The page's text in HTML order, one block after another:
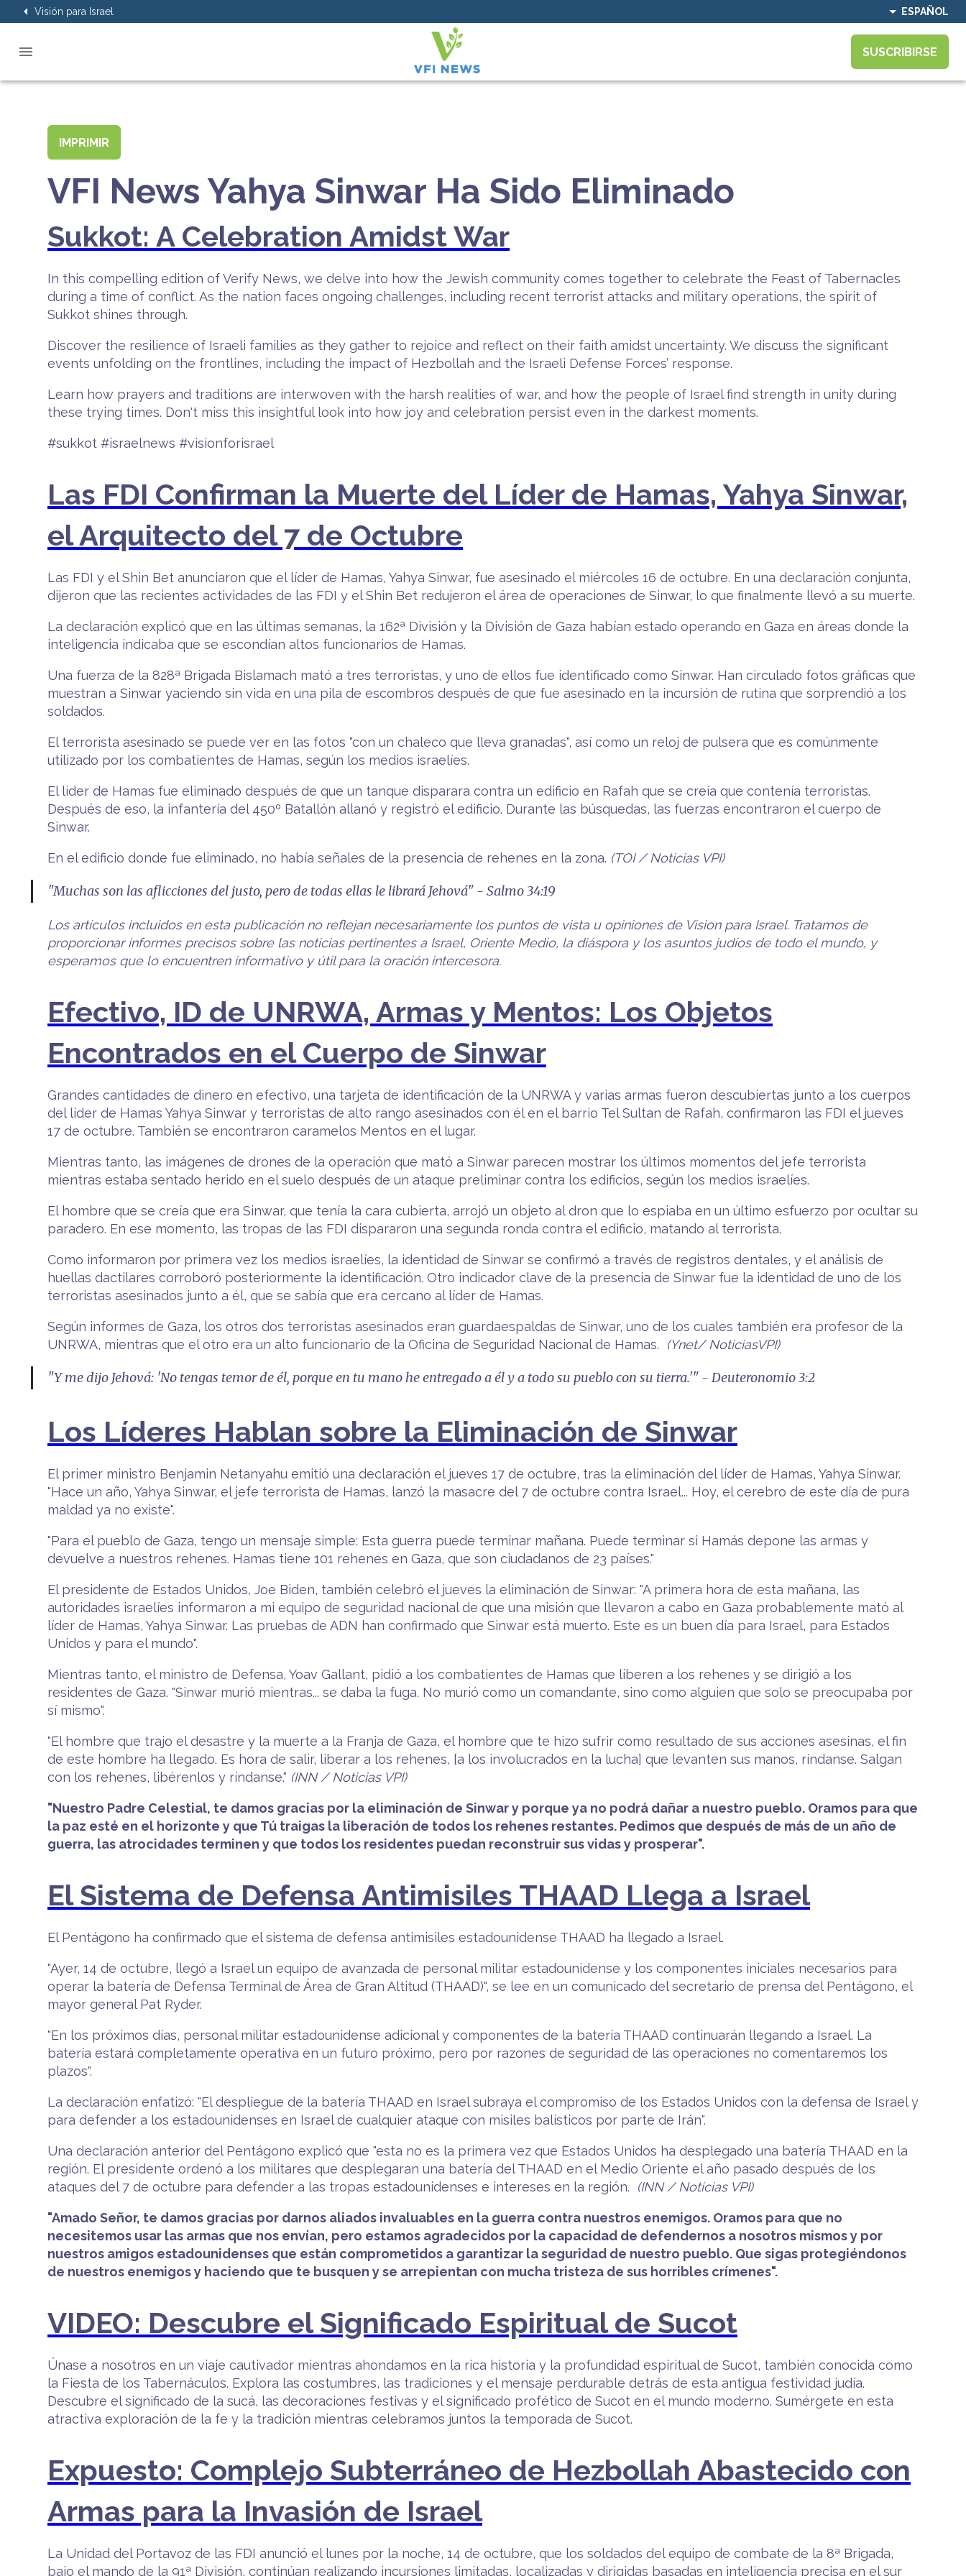
Visión para Israel ESPAÑOL
SUSCRIBIRSE
IMPRIMIR
VFI News Yahya Sinwar Ha Sido Eliminado
Sukkot: A Celebration Amidst War
In this compelling edition of Verify News, we delve into how the Jewish community comes together to celebrate the Feast of Tabernacles
during a time of conflict. As the nation faces ongoing challenges, including recent terrorist attacks and military operations, the spirit of
Sukkot shines through.
Discover the resilience of Israeli families as they gather to rejoice and reflect on their faith amidst uncertainty. We discuss the significant
events unfolding on the frontlines, including the impact of Hezbollah and the Israeli Defense Forces’ response.
Learn how prayers and traditions are interwoven with the harsh realities of war, and how the people of Israel find strength in unity during
these trying times. Don't miss this insightful look into how joy and celebration persist even in the darkest moments.
#sukkot #israelnews #visionforisrael
Las FDI Confirman la Muerte del Líder de Hamas, Yahya Sinwar,
el Arquitecto del 7 de Octubre
Las FDI y el Shin Bet anunciaron que el líder de Hamas, Yahya Sinwar, fue asesinado el miércoles 16 de octubre. En una declaración conjunta,
dijeron que las recientes actividades de las FDI y el Shin Bet redujeron el área de operaciones de Sinwar, lo que finalmente llevó a su muerte.
La declaración explicó que en las últimas semanas, la 162ª División y la División de Gaza habían estado operando en Gaza en áreas donde la
inteligencia indicaba que se escondían altos funcionarios de Hamas.
Una fuerza de la 828ª Brigada Bislamach mató a tres terroristas, y uno de ellos fue identificado como Sinwar. Han circulado fotos gráficas que
muestran a Sinwar yaciendo sin vida en una pila de escombros después de que fue asesinado en la incursión de rutina que sorprendió a los
soldados.
El terrorista asesinado se puede ver en las fotos "con un chaleco que lleva granadas", así como un reloj de pulsera que es comúnmente
utilizado por los combatientes de Hamas, según los medios israelíes.
El líder de Hamas fue eliminado después de que un tanque disparara contra un edificio en Rafah que se creía que contenía terroristas.
Después de eso, la infantería del 450º Batallón allanó y registró el edificio. Durante las búsquedas, las fuerzas encontraron el cuerpo de
Sinwar.
En el edificio donde fue eliminado, no había señales de la presencia de rehenes en la zona. (TOI / Noticias VPI)
"Muchas son las aflicciones del justo, pero de todas ellas le librará Jehová" - Salmo 34:19
Los artículos incluidos en esta publicación no reflejan necesariamente los puntos de vista u opiniones de Vision para Israel. Tratamos de
proporcionar informes precisos sobre las noticias pertinentes a Israel, Oriente Medio, la diáspora y los asuntos judíos de todo el mundo, y
esperamos que lo encuentren informativo y útil para la oración intercesora.
Efectivo, ID de UNRWA, Armas y Mentos: Los Objetos
Encontrados en el Cuerpo de Sinwar
Grandes cantidades de dinero en efectivo, una tarjeta de identificación de la UNRWA y varias armas fueron descubiertas junto a los cuerpos
del líder de Hamas Yahya Sinwar y terroristas de alto rango asesinados con él en el barrio Tel Sultan de Rafah, confirmaron las FDI el jueves
17 de octubre. También se encontraron caramelos Mentos en el lugar.
Mientras tanto, las imágenes de drones de la operación que mató a Sinwar parecen mostrar los últimos momentos del jefe terrorista
mientras estaba sentado herido en el suelo después de un ataque preliminar contra los edificios, según los medios israelíes.
El hombre que se creía que era Sinwar, que tenía la cara cubierta, arrojó un objeto al dron que lo espiaba en un último esfuerzo por ocultar su
paradero. En ese momento, las tropas de las FDI dispararon una segunda ronda contra el edificio, matando al terrorista.
Como informaron por primera vez los medios israelíes, la identidad de Sinwar se confirmó a través de registros dentales, y el análisis de
huellas dactilares corroboró posteriormente la identificación. Otro indicador clave de la presencia de Sinwar fue la identidad de uno de los
terroristas asesinados junto a él, que se sabía que era cercano al líder de Hamas.
Según informes de Gaza, los otros dos terroristas asesinados eran guardaespaldas de Sinwar, uno de los cuales también era profesor de la
UNRWA, mientras que el otro era un alto funcionario de la Oficina de Seguridad Nacional de Hamas. (Ynet/ NoticiasVPI)
"Y me dijo Jehová: 'No tengas temor de él, porque en tu mano he entregado a él y a todo su pueblo con su tierra.'" - Deuteronomio 3:2
Los Líderes Hablan sobre la Eliminación de Sinwar
El primer ministro Benjamin Netanyahu emitió una declaración el jueves 17 de octubre, tras la eliminación del líder de Hamas, Yahya Sinwar.
"Hace un año, Yahya Sinwar, el jefe terrorista de Hamas, lanzó la masacre del 7 de octubre contra Israel... Hoy, el cerebro de este día de pura
maldad ya no existe".
"Para el pueblo de Gaza, tengo un mensaje simple: Esta guerra puede terminar mañana. Puede terminar si Hamás depone las armas y
devuelve a nuestros rehenes. Hamas tiene 101 rehenes en Gaza, que son ciudadanos de 23 países."
El presidente de Estados Unidos, Joe Biden, también celebró el jueves la eliminación de Sinwar: "A primera hora de esta mañana, las
autoridades israelíes informaron a mi equipo de seguridad nacional de que una misión que llevaron a cabo en Gaza probablemente mató al
líder de Hamas, Yahya Sinwar. Las pruebas de ADN han confirmado que Sinwar está muerto. Este es un buen día para Israel, para Estados
Unidos y para el mundo".
Mientras tanto, el ministro de Defensa, Yoav Gallant, pidió a los combatientes de Hamas que liberen a los rehenes y se dirigió a los
residentes de Gaza. "Sinwar murió mientras... se daba la fuga. No murió como un comandante, sino como alguien que solo se preocupaba por
sí mismo".
"El hombre que trajo el desastre y la muerte a la Franja de Gaza, el hombre que te hizo sufrir como resultado de sus acciones asesinas, el fin
de este hombre ha llegado. Es hora de salir, liberar a los rehenes, [a los involucrados en la lucha] que levanten sus manos, ríndanse. Salgan
con los rehenes, libérenlos y ríndanse." (INN / Noticias VPI)
"Nuestro Padre Celestial, te damos gracias por la eliminación de Sinwar y porque ya no podrá dañar a nuestro pueblo. Oramos para que
la paz esté en el horizonte y que Tú traigas la liberación de todos los rehenes restantes. Pedimos que después de más de un año de
guerra, las atrocidades terminen y que todos los residentes puedan reconstruir sus vidas y prosperar".
El Sistema de Defensa Antimisiles THAAD Llega a Israel
El Pentágono ha confirmado que el sistema de defensa antimisiles estadounidense THAAD ha llegado a Israel.
"Ayer, 14 de octubre, llegó a Israel un equipo de avanzada de personal militar estadounidense y los componentes iniciales necesarios para
operar la batería de Defensa Terminal de Área de Gran Altitud (THAAD)", se lee en un comunicado del secretario de prensa del Pentágono, el
mayor general Pat Ryder.
"En los próximos días, personal militar estadounidense adicional y componentes de la batería THAAD continuarán llegando a Israel. La
batería estará completamente operativa en un futuro próximo, pero por razones de seguridad de las operaciones no comentaremos los
plazos".
La declaración enfatizó: "El despliegue de la batería THAAD en Israel subraya el compromiso de los Estados Unidos con la defensa de Israel y
para defender a los estadounidenses en Israel de cualquier ataque con misiles balísticos por parte de Irán".
Una declaración anterior del Pentágono explicó que "esta no es la primera vez que Estados Unidos ha desplegado una batería THAAD en la
región. El presidente ordenó a los militares que desplegaran una batería del THAAD en el Medio Oriente el año pasado después de los
ataques del 7 de octubre para defender a las tropas estadounidenses e intereses en la región.
(INN / Noticias VPI)
"Amado Señor, te damos gracias por darnos aliados invaluables en la guerra contra nuestros enemigos. Oramos para que no
necesitemos usar las armas que nos envían, pero estamos agradecidos por la capacidad de defendernos a nosotros mismos y por
nuestros amigos estadounidenses que están comprometidos a garantizar la seguridad de nuestro pueblo. Que sigas protegiéndonos
de nuestros enemigos y haciendo que te busquen y se arrepientan con mucha tristeza de sus horribles crímenes".
VIDEO: Descubre el Significado Espiritual de Sucot
Únase a nosotros en un viaje cautivador mientras ahondamos en la rica historia y la profundidad espiritual de Sucot, también conocida como
la Fiesta de los Tabernáculos. Explora las costumbres, las tradiciones y el mensaje perdurable detrás de esta antigua festividad judía.
Descubre el significado de la sucá, las decoraciones festivas y el significado profético de Sucot en el mundo moderno. Sumérgete en esta
atractiva exploración de la fe y la tradición mientras celebramos juntos la temporada de Sucot.
Expuesto: Complejo Subterráneo de Hezbollah Abastecido con
Armas para la Invasión de Israel
La Unidad del Portavoz de las FDI anunció el lunes por la noche, 14 de octubre, que los soldados del equipo de combate de la 8ª Brigada,
bajo el mando de la 91ª División, continúan realizando incursiones limitadas, localizadas y dirigidas basadas en inteligencia precisa en el sur